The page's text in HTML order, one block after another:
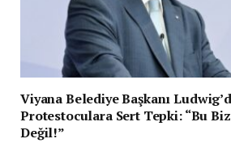
Viyana Belediye Başkanı
Protestoculara Sert Tepki: “Bu
Değil!”